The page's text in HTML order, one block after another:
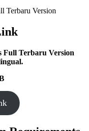
Full Terbaru Version